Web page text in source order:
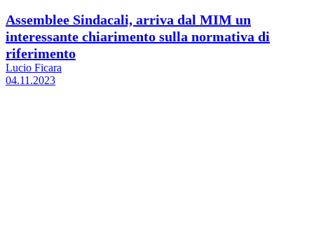
Assemblee Sindacali, arriva dal MIM un
interessante chiarimento sulla normativa di
riferimento
Lucio Ficara
04.11.2023